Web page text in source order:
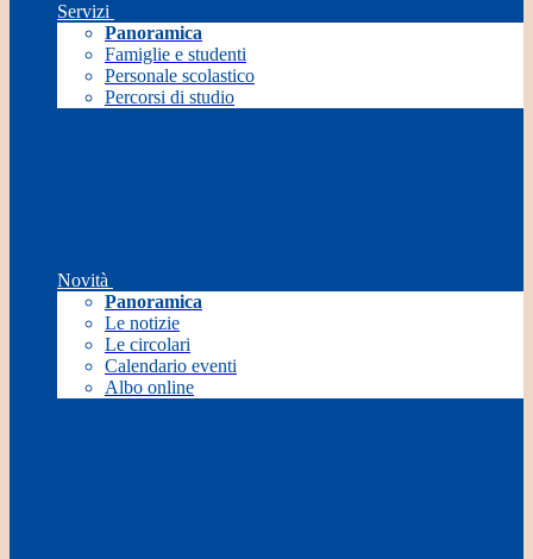
Servizi
Panoramica
Famiglie e studenti
Personale scolastico
Percorsi di studio
Novità
Panoramica
Le notizie
Le circolari
Calendario eventi
Albo online